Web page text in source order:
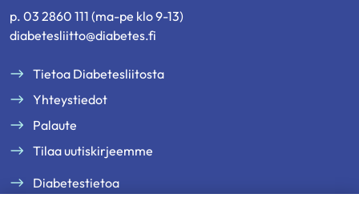
p. 03 2860 111 (ma-pe klo 9-13)
diabetesliitto@diabetes.fi
Tietoa Diabetesliitosta
Yhteystiedot
Palaute
Tilaa uutiskirjeemme
Diabetestietoa